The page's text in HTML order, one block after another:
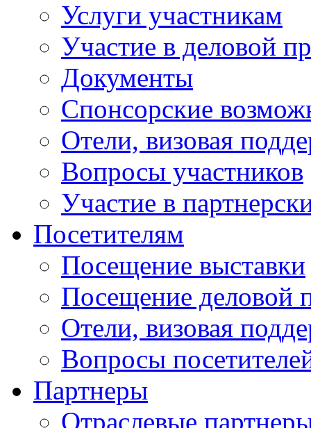
Услуги участникам
Участие в деловой
Документы
Спонсорские
Отели, визовая
Вопросы участников
Участие в
Посетителям
Посещение выставки
Посещение деловой
Отели, визовая
Вопросы
Партнеры
Отраслевые